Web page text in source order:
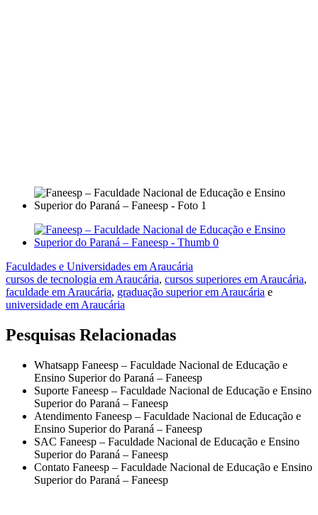
Faculdades e Universidades em Araucária
cursos de tecnologia em Araucária, cursos superiores em Araucária,
faculdade em Araucária, graduação superior em Araucária e
universidade em Araucária
Pesquisas Relacionadas
Whatsapp Faneesp – Faculdade Nacional de Educação e
Ensino Superior do Paraná – Faneesp
Suporte Faneesp – Faculdade Nacional de Educação e Ensino
Superior do Paraná – Faneesp
Atendimento Faneesp – Faculdade Nacional de Educação e
Ensino Superior do Paraná – Faneesp
SAC Faneesp – Faculdade Nacional de Educação e Ensino
Superior do Paraná – Faneesp
Contato Faneesp – Faculdade Nacional de Educação e Ensino
Superior do Paraná – Faneesp